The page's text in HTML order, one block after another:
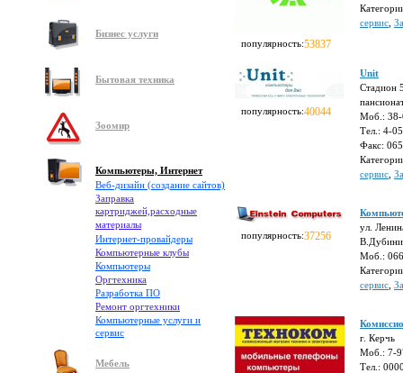
Бизнес услуги
Бытовая техника
Зоомир
Компьютеры, Интернет
Веб-дизайн (создание сайтов)
Заправка
картриджей,расходные
материалы
Интернет-провайдеры
Компьютерные клубы
Компьютеры
Оргтехника
Разработка ПО
Ремонт оргтехники
Компьютерные услуги и
сервис
Мебель
популярность:53837
сервис
популярность:40044
Unit
Стадион
Моб.: 38-
Тел.: 4-
Факс:
сервис
популярность:37256
ул.
Моб.:
сервис
г. Керчь
Моб.: 7-
Тел.: